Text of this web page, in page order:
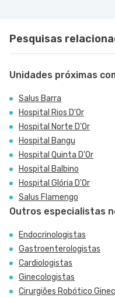
Pesquisas
Unidades próximas
Salus Barra
Hospital Rios D'Or
Hospital Norte D'Or
Hospital Bangu
Hospital Quinta D'Or
Hospital Balbino
Hospital Glória D'Or
Salus Flamengo
Outros especialistas
Endocrinologistas
Gastroenterologistas
Cardiologistas
Ginecologistas
Cirurgiões Robótico